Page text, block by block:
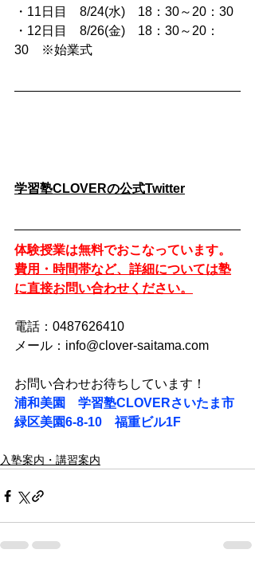
・11日目　8/24(水)　18：30～20：30
・12日目　8/26(金)　18：30～20：
30　※始業式
学習塾CLOVERの公式Twitter
体験授業は無料でおこなっています。
費用・時間帯など、詳細については塾
に直接お問い合わせください。
電話：0487626410
メール：info@clover-saitama.com
お問い合わせお待ちしています！
浦和美園　学習塾CLOVERさいたま市
緑区美園6-8-10　福重ビル1F
入塾案内・講習案内